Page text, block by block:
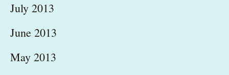
July 2013
June 2013
May 2013